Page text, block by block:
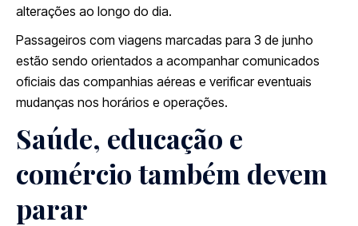
alterações ao longo do dia.
Passageiros com viagens marcadas para 3 de junho
estão sendo orientados a acompanhar comunicados
oficiais das companhias aéreas e verificar eventuais
mudanças nos horários e operações.
Saúde, educação e
comércio também devem
parar